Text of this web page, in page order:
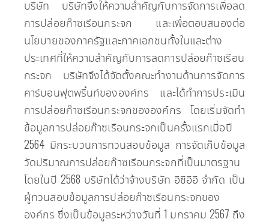
บริษัท บริษัทจึงให้ความสำคัญกับการจัดการเพื่อลด
การปล่อยก๊าซเรือนกระจก และเพื่อตอบสนองต่อ
นโยบายของภาครัฐและภาคเอกชนทั้งในและต่าง
ประเทศที่ให้ความสำคัญกับการลดการปล่อยก๊าซเรือน
กระจก บริษัทจึงได้จัดตั้งคณะทำงานด้านการจัดการ
คาร์บอนฟุตพริ้นท์ขององค์กร และได้ทำการประเมิน
การปล่อยก๊าซเรือนกระจกขององค์กร โดยเริ่มจัดทำ
ข้อมูลการปล่อยก๊าซเรือนกระจกเป็นครั้งแรกเมื่อปี
2564 มีกระบวนการทวนสอบข้อมูล การจัดเก็บข้อมูล
วัดปริมาณการปล่อยก๊าซเรือนกระจกที่เป็นมาตรฐาน
โดยในปี 2568 บริษัทได้ว่าจ้างบริษัท อีซีอีอี จำกัด เป็น
ผู้ทวนสอบข้อมูลการปล่อยก๊าซเรือนกระจกของ
องค์กร ซึ่งเป็นข้อมูลระหว่างวันที่ 1 มกราคม 2567 ถึง